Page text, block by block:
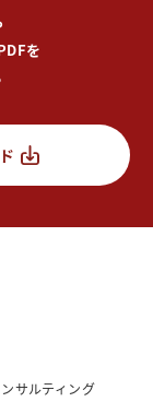
を
サルティング